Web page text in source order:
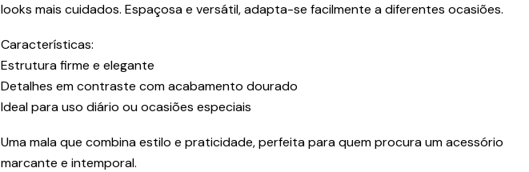
looks mais cuidados. Espaçosa e versátil, adapta-se facilmente a diferentes ocasiões.
Características:
Estrutura firme e elegante
Detalhes em contraste com acabamento dourado
Ideal para uso diário ou ocasiões especiais
Uma mala que combina estilo e praticidade, perfeita para quem procura um acessório
marcante e intemporal.